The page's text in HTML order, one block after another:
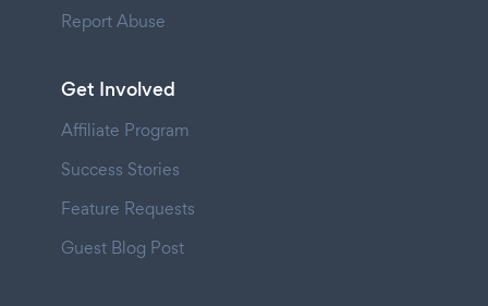
Report Abuse
Get Involved
Affiliate Program
Success Stories
Feature Requests
Guest Blog Post